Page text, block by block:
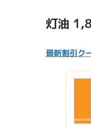
灯油
最新割引ク